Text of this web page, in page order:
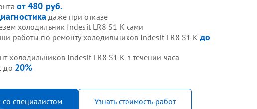
от 480 руб.
даже при отказе
холодильник Indesit LR8 S1 K сами
работы по ремонту холодильников Indesit LR8 S1 K до
холодильников Indesit LR8 S1 K в течении часа
до 20%
со специалистом Узнать стоимость работ